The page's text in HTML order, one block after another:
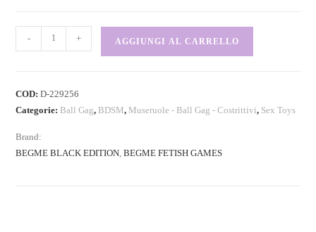
- + AGGIUNGI AL CARRELLO
COD:D-229256
Categorie: Ball Gag, BDSM, Museruole - Ball Gag - Costrittivi, Sex Toys
Brand:
BEGME BLACK EDITION ,BEGME FETISH GAMES